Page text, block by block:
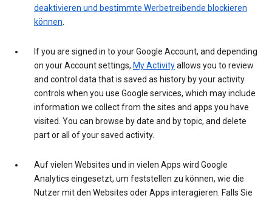
deaktivieren und bestimmte Werbetreibende blockieren
können.
If you are signed in to your Google Account, and depending
on your Account settings, My Activityallows you to review
and control data that is saved as history by your activity
controls when you use Google services, which may include
information we collect from the sites and apps you have
visited. You can browse by date and by topic, and delete
part or all of your saved activity.
Auf vielen Websites und in vielen Apps wird Google
Analytics eingesetzt, um feststellen zu können, wie die
Nutzer mit den Websites oder Apps interagieren. Falls Sie